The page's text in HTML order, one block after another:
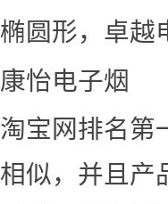
椭圆形，卓越
康怡电子烟
淘宝网排名第
相似，并且产